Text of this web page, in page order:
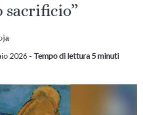
sacrificio”
2026 - Tempo di lettura 5 minuti